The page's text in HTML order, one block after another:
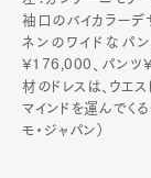
袖口のバイカラーデ
ネンのワイドなパ
¥176,000、パンツ
材のドレスは、ウエ
マインドを運んでく
モ・ジャパン）